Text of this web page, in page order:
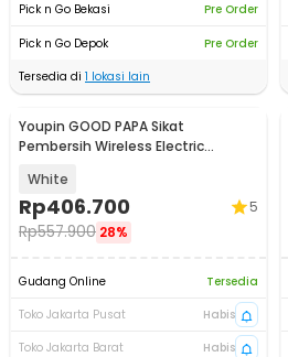
Pick n Go Bekasi
Pre Order
Pick n Go Depok
Pre Order
Tersedia di 1 lokasi lain
Youpin GOOD PAPA Sikat
Pembersih Wireless Electric
White
Rp406.700
Rp557.900 28%
5
Gudang Online
Tersedia
Toko Jakarta Pusat
Habis
Toko Jakarta Barat
Habis